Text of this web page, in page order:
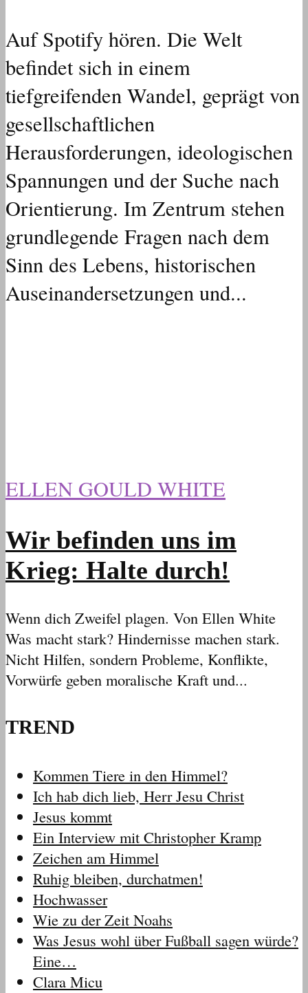
Auf Spotify hören. Die Welt
befindet sich in einem
tiefgreifenden Wandel, geprägt von
gesellschaftlichen
Herausforderungen, ideologischen
Spannungen und der Suche nach
Orientierung. Im Zentrum stehen
grundlegende Fragen nach dem
Sinn des Lebens, historischen
Auseinandersetzungen und...
ELLEN GOULD WHITE
Wir befinden uns im
Krieg: Halte durch!
Wenn dich Zweifel plagen. Von Ellen White
Was macht stark? Hindernisse machen stark.
Nicht Hilfen, sondern Probleme, Konflikte,
Vorwürfe geben moralische Kraft und...
TREND
Kommen Tiere in den Himmel?
Ich hab dich lieb, Herr Jesu Christ
Jesus kommt
Ein Interview mit Christopher Kramp
Zeichen am Himmel
Ruhig bleiben, durchatmen!
Hochwasser
Wie zu der Zeit Noahs
Was Jesus wohl über Fußball sagen würde?
Eine…
Clara Micu